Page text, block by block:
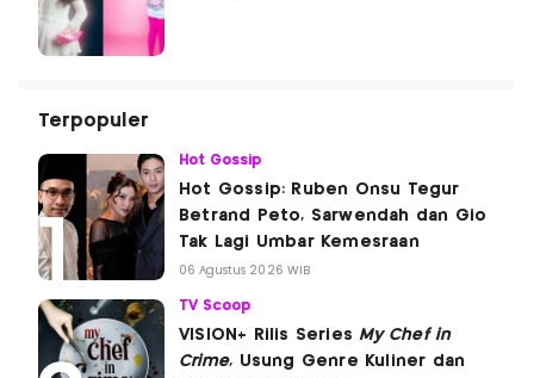
Terpopuler
Hot Gossip
Hot Gossip: Ruben Onsu Tegur
Betrand Peto, Sarwendah dan Gio
Tak Lagi Umbar Kemesraan
06 Agustus 2026 WIB
TV Scoop
VISION+ Rilis Series My Chef in
Crime, Usung Genre Kuliner dan